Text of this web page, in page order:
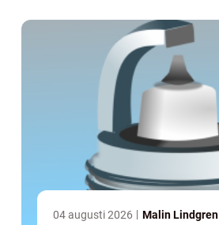
04 augusti 2026 Malin Lindgren